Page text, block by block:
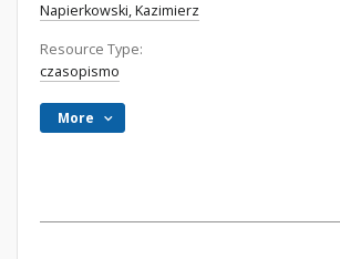
Napierkowski, Kazimierz
Resource Type:
czasopismo
More